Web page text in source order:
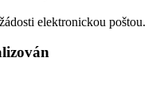
elektronickou poštou.